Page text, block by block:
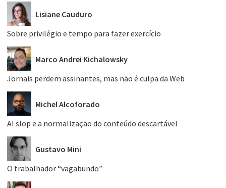
Lisiane Cauduro
Sobre privilégio e tempo para fazer exercício
Marco Andrei Kichalowsky
Jornais perdem assinantes, mas não é culpa da Web
Michel Alcoforado
AI slop e a normalização do conteúdo descartável
Gustavo Mini
O trabalhador “vagabundo”